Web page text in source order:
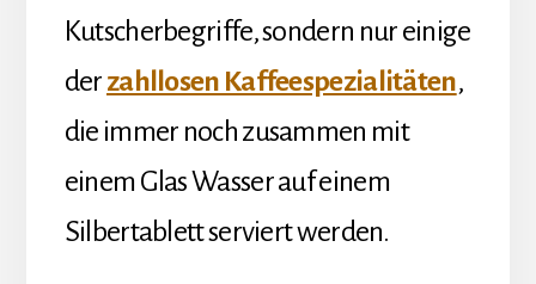
Kutscherbegriffe, sondern nur einige
derzahllosen Kaffeespezialitäten,
die immer noch zusammen mit
einem Glas Wasser auf einem
Silbertablett serviert werden.